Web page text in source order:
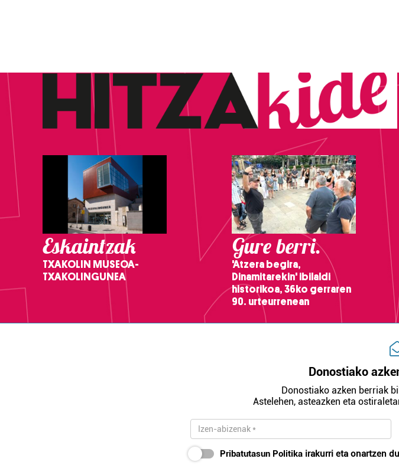
Eskaintzak
TXAKOLIN MUSEOA-
TXAKOLINGUNEA
Gure berri.
'Atzera begira,
Dinamitarekin' ibilaldi
historikoa, 36ko gerraren
90. urteurrenean
Donostiako
Donostiako azken berriak
Astelehen, asteazken eta
Pribatutasun Politika irakurri eta onartzen